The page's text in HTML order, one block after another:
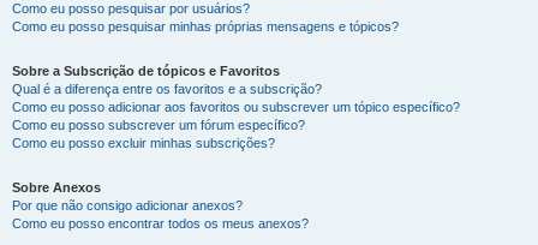
Como eu posso pesquisar por usuários?
Como eu posso pesquisar minhas próprias mensagens e tópicos?
Sobre a Subscrição de tópicos e Favoritos
Qual é a diferença entre os favoritos e a subscrição?
Como eu posso adicionar aos favoritos ou subscrever um tópico específico?
Como eu posso subscrever um fórum específico?
Como eu posso excluir minhas subscrições?
Sobre Anexos
Por que não consigo adicionar anexos?
Como eu posso encontrar todos os meus anexos?